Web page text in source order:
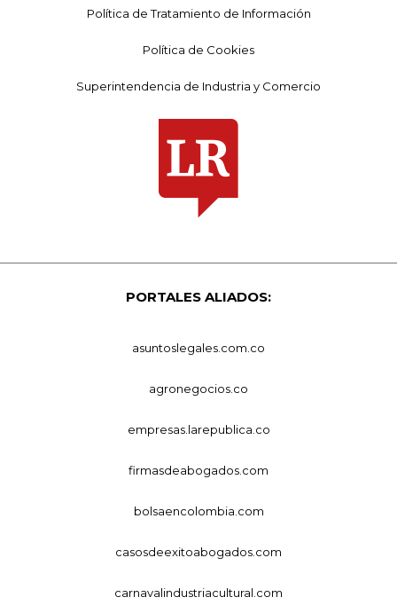
Política de Tratamiento de Información
Política de Cookies
Superintendencia de Industria y Comercio
PORTALES ALIADOS:
asuntoslegales.com.co
agronegocios.co
empresas.larepublica.co
firmasdeabogados.com
bolsaencolombia.com
casosdeexitoabogados.com
carnavalindustriacultural.com